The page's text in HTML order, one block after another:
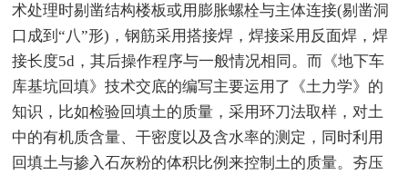
术处理时剔凿结构楼板或用膨胀螺栓与主体连接(剔凿洞
口成到“八”形)，钢筋采用搭接焊，焊接采用反面焊，焊
接长度5d，其后操作程序与一般情况相同。而《地下车
库基坑回填》技术交底的编写主要运用了《土力学》的
知识，比如检验回填土的质量，采用环刀法取样，对土
中的有机质含量、干密度以及含水率的测定，同时利用
回填土与掺入石灰粉的体积比例来控制土的质量。夯压